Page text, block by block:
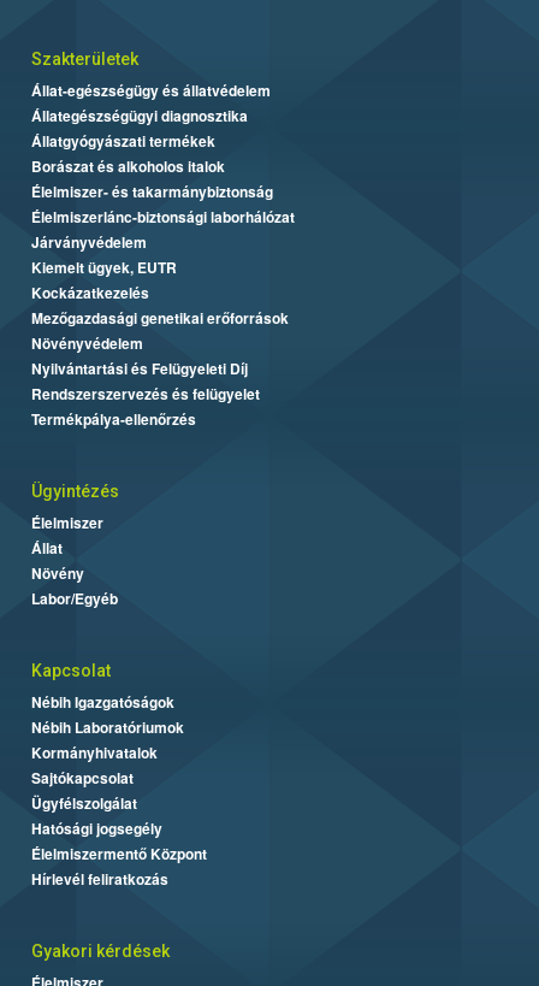
Szakterületek
Állat-egészségügy és állatvédelem
Állategészségügyi diagnosztika
Állatgyógyászati termékek
Borászat és alkoholos italok
Élelmiszer- és takarmánybiztonság
Élelmiszerlánc-biztonsági laborhálózat
Járványvédelem
Kiemelt ügyek, EUTR
Kockázatkezelés
Mezőgazdasági genetikai erőforrások
Növényvédelem
Nyilvántartási és Felügyeleti Díj
Rendszerszervezés és felügyelet
Termékpálya-ellenőrzés
Ügyintézés
Élelmiszer
Állat
Növény
Labor/Egyéb
Kapcsolat
Nébih Igazgatóságok
Nébih Laboratóriumok
Kormányhivatalok
Sajtókapcsolat
Ügyfélszolgálat
Hatósági jogsegély
Élelmiszermentő Központ
Hírlevél feliratkozás
Gyakori kérdések